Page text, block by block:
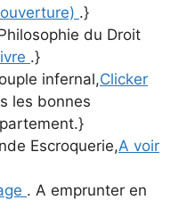
.}
du Droit
.}
infernal,Clicker
les bonnes
Escroquerie,A voir
. A emprunter en